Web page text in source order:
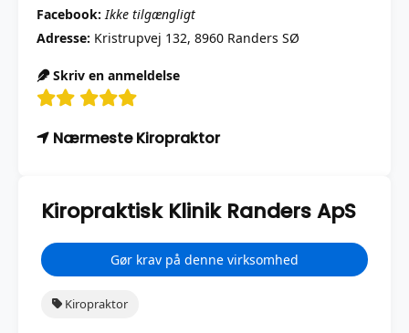
Facebook: Ikke tilgængligt
Adresse: Kristrupvej 132, 8960 Randers SØ
Skriv en anmeldelse
Nærmeste Kiropraktor
Kiropraktisk Klinik Randers ApS
Gør krav på denne virksomhed
Kiropraktor